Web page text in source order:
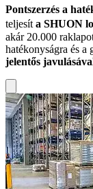
Pontszerzés a
teljesít a SHUON
akár 20.000
hatékonyságra és
jelentős